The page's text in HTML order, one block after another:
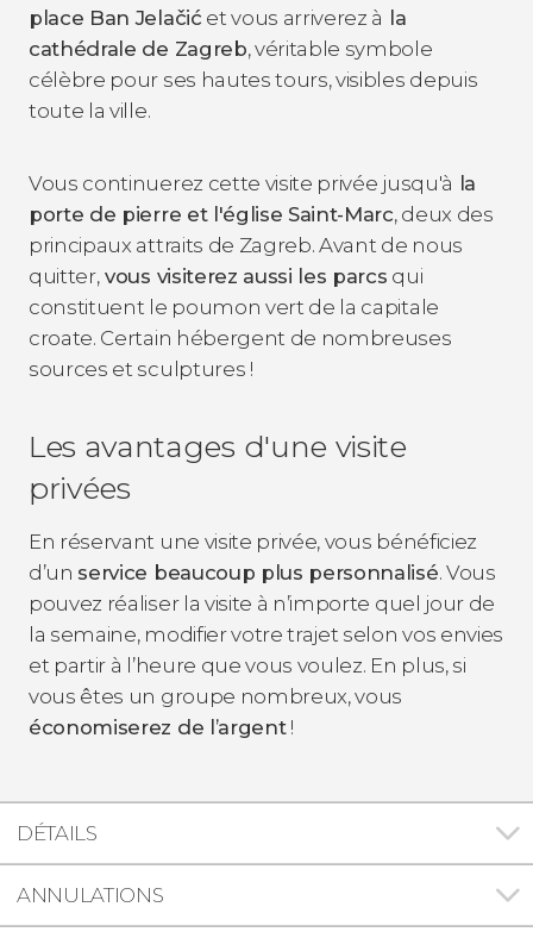
place Ban Jelačić et vous arriverez à la
cathédrale de Zagreb, véritable symbole
célèbre pour ses hautes tours, visibles depuis
toute la ville.
Vous continuerez cette visite privée jusqu'à la
porte de pierre et l'église Saint-Marc, deux des
principaux attraits de Zagreb. Avant de nous
quitter,vous visiterez aussi les parcs qui
constituent le poumon vert de la capitale
croate. Certain hébergent de nombreuses
sources et sculptures !
Les avantages d'une visite
privées
En réservant une visite privée, vous bénéficiez
d’un service beaucoup plus personnalisé. Vous
pouvez réaliser la visite à n’importe quel jour de
la semaine, modifier votre trajet selon vos envies
et partir à l’heure que vous voulez. En plus, si
vous êtes un groupe nombreux, vous
économiserez de l’argent!
DÉTAILS
ANNULATIONS